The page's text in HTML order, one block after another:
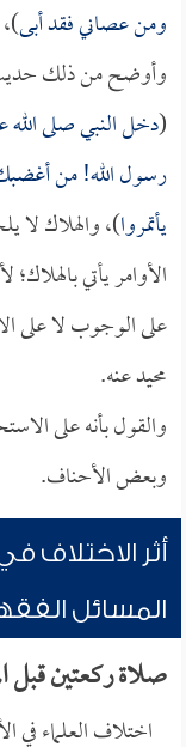
ومن عصاني فقد أبى
وأوضح من ذلك
(دخل النبي صلى
رسول الله! من
يأتمروا)، والهلاك لا
الأوامر يأتي
على الوجوب لا على
محيد عنه.
والقول بأنه على
وبعض الأحناف.
أثر الاختلاف
المسائل
صلاة ركعتين قبل
اختلاف العلماء